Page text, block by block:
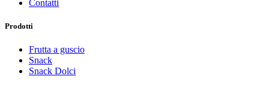
Contatti
Prodotti
Frutta a guscio
Snack
Snack Dolci